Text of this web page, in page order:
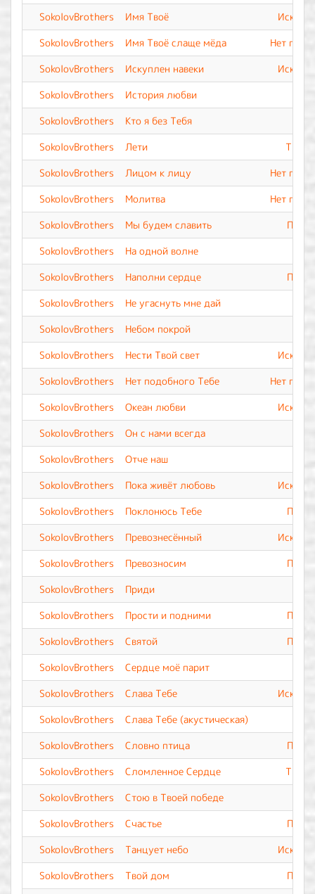
SokolovBrothers Имя Твоё
SokolovBrothers
Имя Твоё слаще мёда
Нет
SokolovBrothers
Искуплен навеки
SokolovBrothers
История любви
SokolovBrothers
Кто я без Тебя
SokolovBrothers
Лети
Ты
SokolovBrothers
Лицом к лицу
Нет
SokolovBrothers
Молитва
Нет
SokolovBrothers
Мы будем славить
SokolovBrothers
На одной волне
SokolovBrothers
Наполни сердце
SokolovBrothers
Не угаснуть мне дай
SokolovBrothers
Небом покрой
SokolovBrothers
Нести Твой свет
SokolovBrothers
Нет подобного Тебе
Нет
SokolovBrothers
Океан любви
SokolovBrothers
Он с нами всегда
SokolovBrothers
Отче наш
SokolovBrothers
Пока живёт любовь
SokolovBrothers
Поклонюсь Тебе
SokolovBrothers
Превознесённый
SokolovBrothers
Превозносим
SokolovBrothers
Приди
SokolovBrothers
Прости и подними
SokolovBrothers
Святой
SokolovBrothers
Сердце моё парит
SokolovBrothers
Слава Тебе
SokolovBrothers
Слава Тебе (акустическая)
SokolovBrothers
Словно птица
SokolovBrothers
Сломленное Сердце
Ты
SokolovBrothers
Стою в Твоей победе
SokolovBrothers
Счастье
SokolovBrothers
Танцует небо
SokolovBrothers
Твой дом